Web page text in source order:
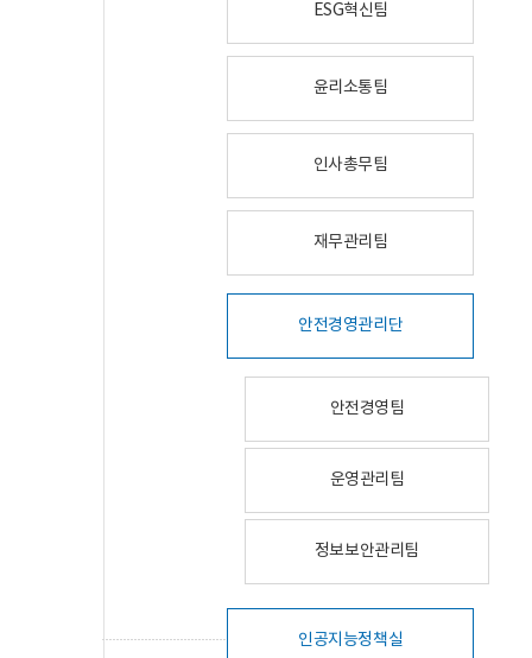
ESG혁신팀
윤리소통팀
인사총무팀
재무관리팀
안전경영관리단
안전경영팀
운영관리팀
정보보안관리팀
인공지능정책실